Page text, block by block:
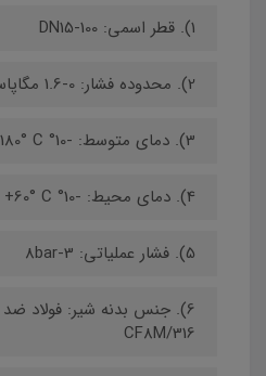
1). قطر اسمی: DN15-100
2). محدوده فشار: 0-1.6 مگاپاسکال
3). دمای متوسط: -10° C ~ +180° C
4). دمای محیط: -10° C ~ +60° C
5). فشار عملیاتی: 3-8bar
CF8M/316